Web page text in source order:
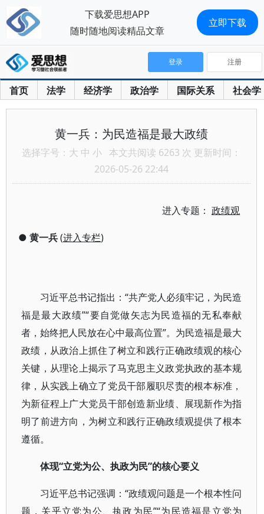
首页 法学 经济学 政治学 国际关系 社会学
登录 注册
黄一兵：为民造福是最大政绩
选择字号： 大 中 小 本文共阅读 6263 次 更新时间：
2026-05-26 22:44
进入专题：政绩观
● 黄一兵(进入专栏)
习近平总书记指出：“共产党人必须牢记，为民造
福是最大政绩”“要自觉做矢志为民造福的无私奉献
者，始终把人民放在心中最高位置”。为民造福是最大
政绩，从政治上抓住了树立和践行正确政绩观的核心
关键，从理论上揭示了马克思主义政党执政的基本规
律，从实践上确立了党员干部履职尽责的根本标准，
为新征程上广大党员干部创造新业绩、展现新作为指
明了前进方向，为树立和践行正确政绩观提供了根本
遵循。
体现“立党为公、执政为民”的核心要义
习近平总书记强调：“政绩观问题是一个根本性问
题，关乎立党为公、执政为民”“为民造福是立党为
下载爱思想APP
随时随地阅读精品文章
立即下载